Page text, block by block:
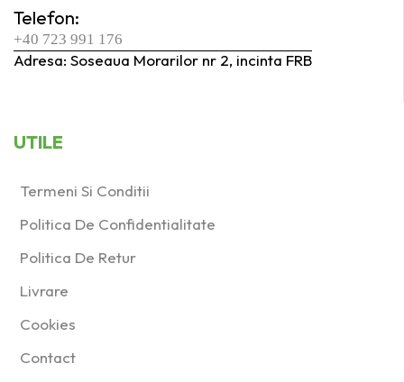
Produs Ø taler de
şlefuit (mm)
lucru (Bar)
6(1)
Produs Putere
consumată (W)
1200
Telefon:
+40 723 991 176
Adresa: Soseaua Morarilor nr 2, incinta FRB
UTILE
Termeni Si Conditii
Politica De Confidentialitate
Politica De Retur
Livrare
Cookies
Contact